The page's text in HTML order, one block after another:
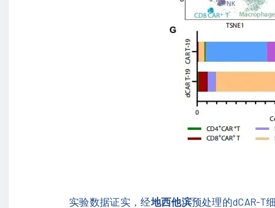
实验数据证实，经地西他滨预处理的dCAR-T